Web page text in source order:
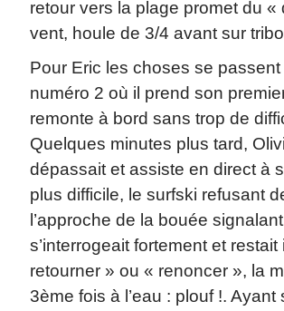
retour vers la plage promet du
vent, houle de 3/4 avant sur
Pour Eric les choses se
numéro 2 où il prend son
remonte à bord sans trop de
Quelques minutes plus tard,
dépassait et assiste en direct à
plus difficile, le surfski refusant
l’approche de la bouée
s’interrogeait fortement et
retourner » ou « renoncer », la
3ème fois à l’eau : plouf !.